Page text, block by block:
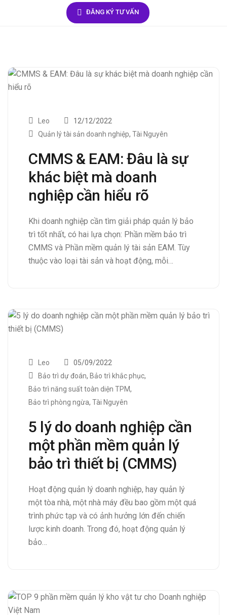
ĐĂNG KÝ TƯ VẤN
Leo
12/12/2022
Quản lý tài sản doanh nghiệp, Tài Nguyên
CMMS & EAM: Đâu là sự
khác biệt mà doanh
nghiệp cần hiểu rõ
Khi doanh nghiệp cần tìm giải pháp quản lý bảo
trì tốt nhất, có hai lựa chọn: Phần mềm bảo trì
CMMS và Phần mềm quản lý tài sản EAM. Tùy
thuộc vào loại tài sản và hoạt động, mỗi…
Leo
05/09/2022
Bảo trì dự đoán, Bảo trì khắc phục,
Bảo trì năng suất toàn diện TPM,
Bảo trì phòng ngừa, Tài Nguyên
5 lý do doanh nghiệp cần
một phần mềm quản lý
bảo trì thiết bị (CMMS)
Hoạt động quản lý doanh nghiệp, hay quản lý
một tòa nhà, một nhà máy đều bao gồm một quá
trình phức tạp và có ảnh hưởng lớn đến chiến
lược kinh doanh. Trong đó, hoạt động quản lý
bảo…